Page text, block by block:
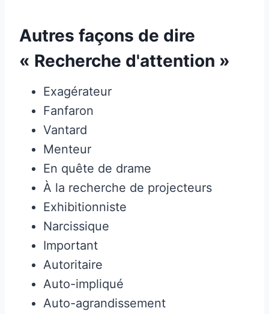
Autres façons de dire
« Recherche d'attention »
Exagérateur
Fanfaron
Vantard
Menteur
En quête de drame
À la recherche de projecteurs
Exhibitionniste
Narcissique
Important
Autoritaire
Auto-impliqué
Auto-agrandissement